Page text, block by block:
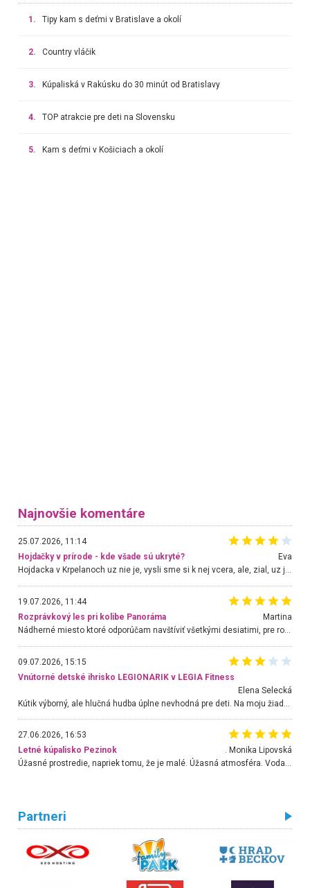
1. Tipy kam s deťmi v Bratislave a okolí
2. Country vláčik
3. Kúpaliská v Rakúsku do 30 minút od Bratislavy
4. TOP atrakcie pre deti na Slovensku
5. Kam s deťmi v Košiciach a okolí
Najnovšie komentáre
25.07.2026, 11:14
Hojdačky v prírode - kde všade sú ukryté?
Eva
Hojdacka v Krpelanoch uz nie je, vysli sme si k nej vcera, ale, zial, uz je znicena. Ak sem planujete cestu len kvoli hojdacke, mozete si ju usetrit. Krasny vyhlad je tu vsak aj bez hojdacky :-)
19.07.2026, 11:44
Rozprávkový les pri kolibe Panoráma
Martina
Nádherné miesto ktoré odporúčam navštíviť všetkými desiatimi, pre rodiny s deťmi, dôchodcom... Proste a jednoducho ozaj rozprávkový les.. určite ešte prídeme. Odniesli sme si na pamiatku krásne tričká,
09.07.2026, 15:15
Vnútorné detské ihrisko LEGIONARIK v LEGIA Fitness
Elena Selecká
27.06.2026, 16:53
Letné kúpalisko Pezinok
. Monika Lipovská
Úžasné prostredie, napriek tomu, že je malé. Úžasná atmosféra. Voda fantastická a nádherná. Ľudí je pomerne veľa, ale su mili a ohľaduplní. Je veľmi zaujímavé sledovať, ako dokážu spolu športovať cudzí ľudia a bez ohľadu na vek. Vládne tu pohoda. Vnuka neviem dostať z vody. Ďakujem za krásny deň . Urcite sa sem vrátim. Jediný problém je s parkovaním, ale aj ten sa mi podarilo vyriešiť. Monika Bratislava
Partneri